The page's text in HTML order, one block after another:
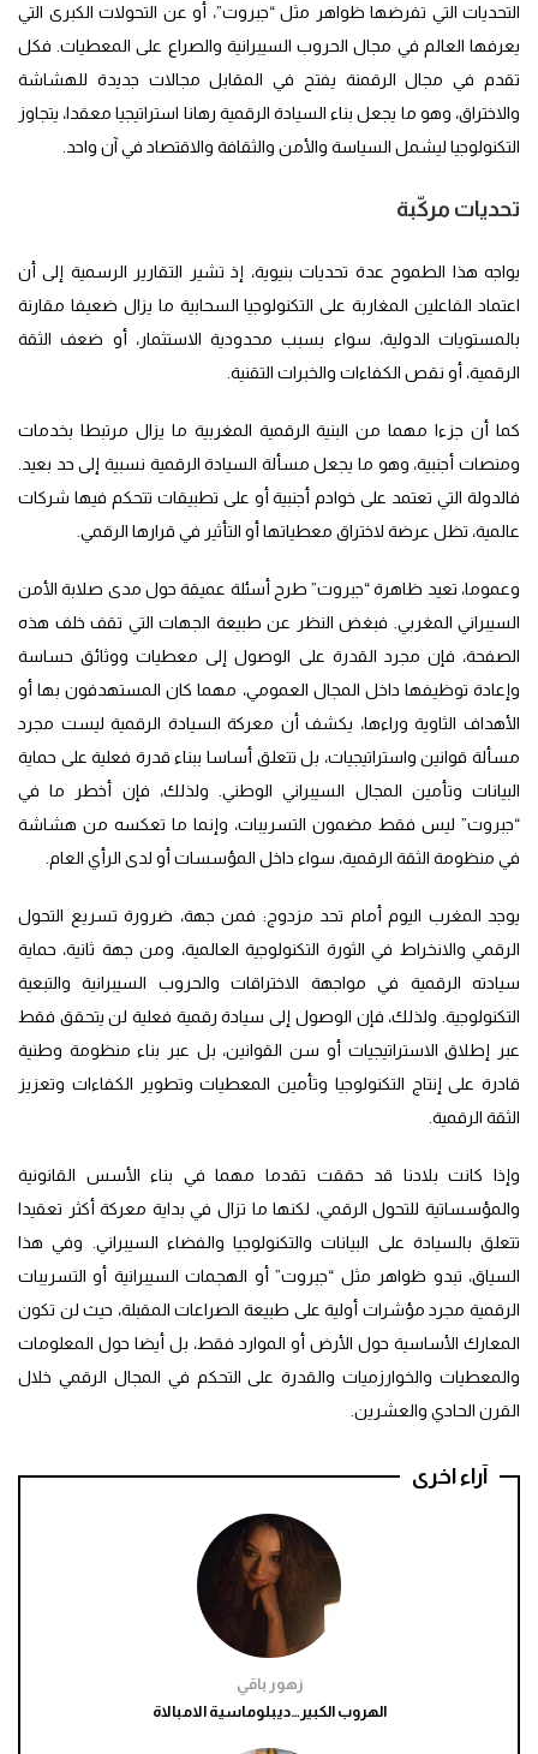
التحديات التي تفرضها ظواهر مثل “جبروت”، أو عن التحولات الكبرى التي
يعرفها العالم في مجال الحروب السيبرانية والصراع على المعطيات. فكل
تقدم في مجال الرقمنة يفتح في المقابل مجالات جديدة للهشاشة
والاختراق، وهو ما يجعل بناء السيادة الرقمية رهانا استراتيجيا معقدا، يتجاوز
التكنولوجيا ليشمل السياسة والأمن والثقافة والاقتصاد في آن واحد.
تحديات مركّبة
يواجه هذا الطموح عدة تحديات بنيوية، إذ تشير التقارير الرسمية إلى أن
اعتماد الفاعلين المغاربة على التكنولوجيا السحابية ما يزال ضعيفا مقارنة
بالمستويات الدولية، سواء بسبب محدودية الاستثمار، أو ضعف الثقة
الرقمية، أو نقص الكفاءات والخبرات التقنية.
كما أن جزءا مهما من البنية الرقمية المغربية ما يزال مرتبطا بخدمات
ومنصات أجنبية، وهو ما يجعل مسألة السيادة الرقمية نسبية إلى حد بعيد.
فالدولة التي تعتمد على خوادم أجنبية أو على تطبيقات تتحكم فيها شركات
عالمية، تظل عرضة لاختراق معطياتها أو التأثير في قرارها الرقمي.
وعموما، تعيد ظاهرة “جبروت” طرح أسئلة عميقة حول مدى صلابة الأمن
السيبراني المغربي. فبغض النظر عن طبيعة الجهات التي تقف خلف هذه
الصفحة، فإن مجرد القدرة على الوصول إلى معطيات ووثائق حساسة
وإعادة توظيفها داخل المجال العمومي، مهما كان المستهدفون بها أو
الأهداف الثاوية وراءها، يكشف أن معركة السيادة الرقمية ليست مجرد
مسألة قوانين واستراتيجيات، بل تتعلق أساسا ببناء قدرة فعلية على حماية
البيانات وتأمين المجال السيبراني الوطني. ولذلك، فإن أخطر ما في
“جبروت” ليس فقط مضمون التسريبات، وإنما ما تعكسه من هشاشة
في منظومة الثقة الرقمية، سواء داخل المؤسسات أو لدى الرأي العام.
يوجد المغرب اليوم أمام تحد مزدوج: فمن جهة، ضرورة تسريع التحول
الرقمي والانخراط في الثورة التكنولوجية العالمية، ومن جهة ثانية، حماية
سيادته الرقمية في مواجهة الاختراقات والحروب السيبرانية والتبعية
التكنولوجية. ولذلك، فإن الوصول إلى سيادة رقمية فعلية لن يتحقق فقط
عبر إطلاق الاستراتيجيات أو سن القوانين، بل عبر بناء منظومة وطنية
قادرة على إنتاج التكنولوجيا وتأمين المعطيات وتطوير الكفاءات وتعزيز
الثقة الرقمية.
وإذا كانت بلادنا قد حققت تقدما مهما في بناء الأسس القانونية
والمؤسساتية للتحول الرقمي، لكنها ما تزال في بداية معركة أكثر تعقيدا
تتعلق بالسيادة على البيانات والتكنولوجيا والفضاء السيبراني. وفي هذا
السياق، تبدو ظواهر مثل “جبروت” أو الهجمات السيبرانية أو التسريبات
الرقمية مجرد مؤشرات أولية على طبيعة الصراعات المقبلة، حيث لن تكون
المعارك الأساسية حول الأرض أو الموارد فقط، بل أيضا حول المعلومات
والمعطيات والخوارزميات والقدرة على التحكم في المجال الرقمي خلال
القرن الحادي والعشرين.
آراء اخرى
زهور باقي
الهروب الكبير…ديبلوماسية الامبالاة